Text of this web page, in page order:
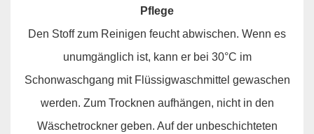
Pflege
Den Stoff zum Reinigen feucht abwischen. Wenn es
unumgänglich ist, kann er bei 30°C im
Schonwaschgang mit Flüssigwaschmittel gewaschen
werden. Zum Trocknen aufhängen, nicht in den
Wäschetrockner geben. Auf der unbeschichteten